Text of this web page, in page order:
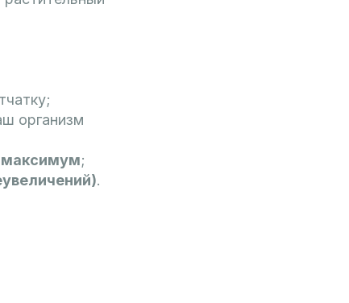
организм
максимум;
.